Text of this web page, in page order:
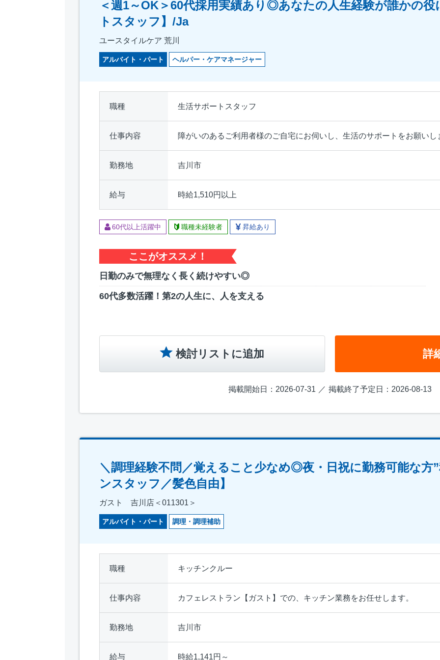
＜週1～OK＞60代採用実績あり◎あなたの人生経験が誰かの役
トスタッフ】/Ja
ユースタイルケア 荒川
アルバイト・パート ヘルパー・ケアマネージャー
職種 生活サポートスタッフ
仕事内容 障がいのあるご利用者様のご自宅にお伺いし、生活のサポートをお願いし
勤務地 吉川市
給与 時給1,510円以上
60代以上活躍中 職種未経験者 昇給あり
ここがオススメ！
日勤のみで無理なく長く続けやすい◎
60代多数活躍！第2の人生に、人を支える
検討リストに追加 詳
掲載開始日：2026-07-31 掲載終了予定日：2026-08-13
＼調理経験不問／覚えること少なめ◎夜・日祝に勤務可能な方
ンスタッフ／髪色自由】
ガスト 吉川店＜011301＞
アルバイト・パート 調理・調理補助
職種 キッチンクルー
仕事内容 カフェレストラン【ガスト】での、キッチン業務をお任せします。
勤務地 吉川市
給与 時給1,141円～